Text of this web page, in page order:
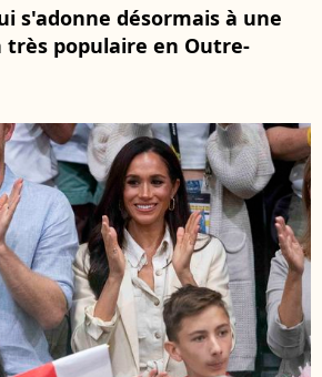
s'adonne désormais à une
très populaire en Outre-